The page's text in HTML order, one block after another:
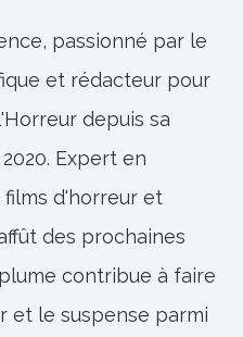
passionné par le
et rédacteur pour
depuis sa
Expert en
d'horreur et
des prochaines
contribue à faire
et le suspense parmi